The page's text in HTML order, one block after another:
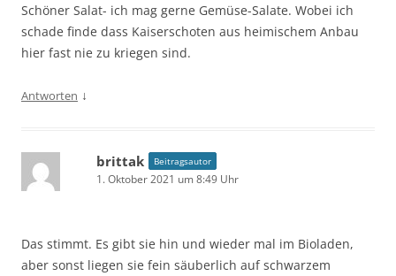
Schöner Salat- ich mag gerne Gemüse-Salate. Wobei ich
schade finde dass Kaiserschoten aus heimischem Anbau
hier fast nie zu kriegen sind.
Antworten ↓
brittak Beitragsautor
1. Oktober 2021 um 8:49 Uhr
Das stimmt. Es gibt sie hin und wieder mal im Bioladen,
aber sonst liegen sie fein säuberlich auf schwarzem